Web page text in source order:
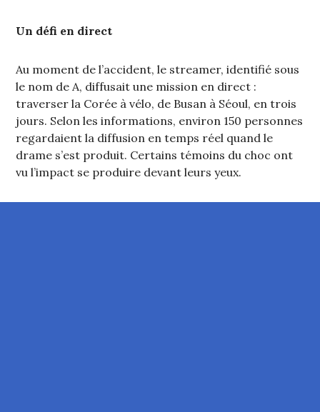
Un défi en direct
Au moment de l’accident, le streamer, identifié sous
le nom de A, diffusait une mission en direct :
traverser la Corée à vélo, de Busan à Séoul, en trois
jours. Selon les informations, environ 150 personnes
regardaient la diffusion en temps réel quand le
drame s’est produit. Certains témoins du choc ont
vu l’impact se produire devant leurs yeux.